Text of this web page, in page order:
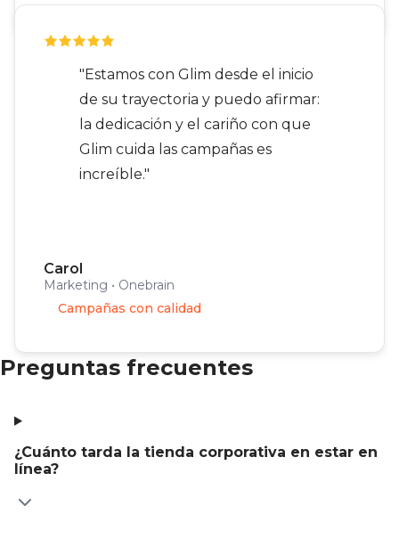
"Estamos con Glim desde el inicio
de su trayectoria y puedo afirmar:
la dedicación y el cariño con que
Glim cuida las campañas es
increíble."
Carol
Marketing • Onebrain
Campañas con calidad
Preguntas frecuentes
¿Cuánto tarda la tienda corporativa en estar en
línea?